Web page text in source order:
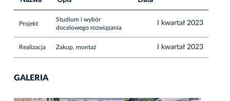
Projekt
Studium i wybór
docelowego rozwiązania
I kwartał 2023
Realizacja Zakup, montaż I kwartał 2023
GALERIA